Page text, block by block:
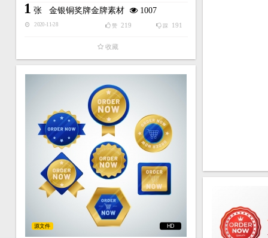
1 张金银铜奖牌金牌素材 1007
2020-11-28 踩 191
赞 219
收藏
HD
源文件